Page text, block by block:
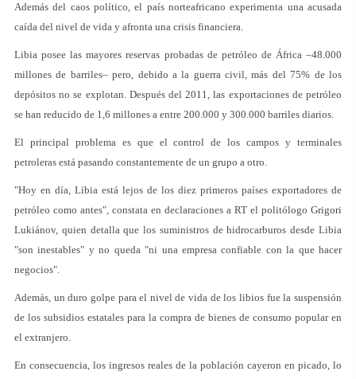
Además del caos político, el país norteafricano experimenta una acusada
caída del nivel de vida y afronta una crisis financiera.
Libia posee las mayores reservas probadas de petróleo de África –48.000
millones de barriles– pero, debido a la guerra civil, más del 75% de los
depósitos no se explotan. Después del 2011, las exportaciones de petróleo
se han reducido de 1,6 millones a entre 200.000 y 300.000 barriles diarios.
El principal problema es que el control de los campos y terminales
petroleras está pasando constantemente de un grupo a otro.
"Hoy en día, Libia está lejos de los diez primeros países exportadores de
petróleo como antes", constata en declaraciones a RT el politólogo Grigori
Lukiánov, quien detalla que los suministros de hidrocarburos desde Libia
"son inestables" y no queda "ni una empresa confiable con la que hacer
negocios".
Además, un duro golpe para el nivel de vida de los libios fue la suspensión
de los subsidios estatales para la compra de bienes de consumo popular en
el extranjero.
En consecuencia, los ingresos reales de la población cayeron en picado, lo